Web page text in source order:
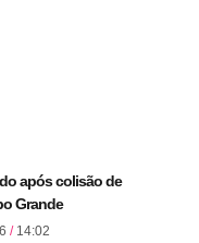
após colisão de
Grande
14:02